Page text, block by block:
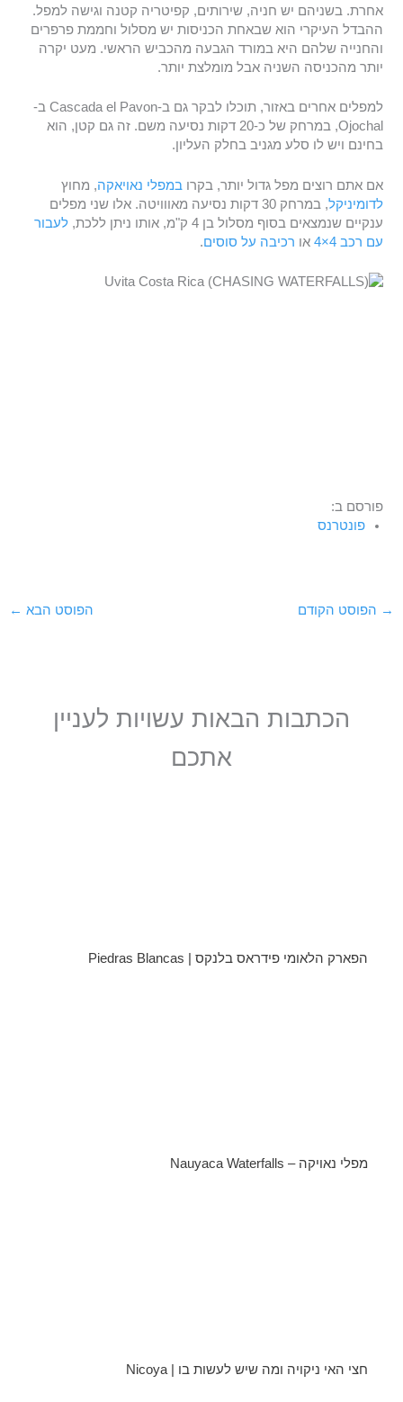
אחרת. בשניהם יש חניה, שירותים, קפיטריה קטנה וגישה למפל.
ההבדל העיקרי הוא שבאחת הכניסות יש מסלול וחממת פרפרים
והחנייה שלהם היא במורד הגבעה מהכביש הראשי. מעט יקרה
יותר מהכניסה השניה אבל מומלצת יותר.
למפלים אחרים באזור, תוכלו לבקר גם ב-Cascada el Pavon ב-
Ojochal, במרחק של כ-20 דקות נסיעה משם. זה גם קטן, הוא
בחינם ויש לו סלע מגניב בחלק העליון.
אם אתם רוצים מפל גדול יותר, בקרו במפלי נאויאקה, מחוץ
לדומיניקל
, במרחק 30 דקות נסיעה מאווויטה. אלו שני מפלים
ענקיים שנמצאים בסוף מסלול בן 4 ק"מ, אותו ניתן ללכת,
לעבור
עם רכב 4×4
או רכיבה על סוסים.
פורסם ב:
פונטרנס
→ הפוסט הקודם הפוסט הבא ←
הכתבות הבאות עשויות לעניין
אתכם
הפארק הלאומי פידראס בלנקס | Piedras Blancas
מפלי נאויקה – Nauyaca Waterfalls
חצי האי ניקויה ומה שיש לעשות בו | Nicoya